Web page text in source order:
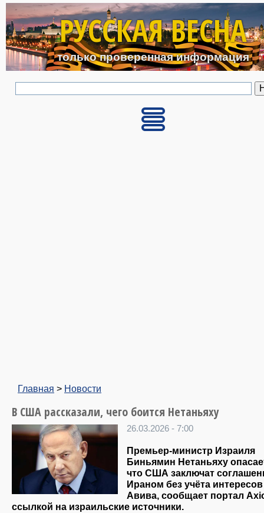
Перейти к основному
РУССКАЯ ВЕСНА
только проверенная информация
Главная > Новости
В США рассказали, чего боится Нетаньяху
26.03.2026 - 7:00
Премьер-министр Израиля
Биньямин Нетаньяху
что США заключат
Ираном без учёта
Авива, сообщает портал
ссылкой на израильские источники.